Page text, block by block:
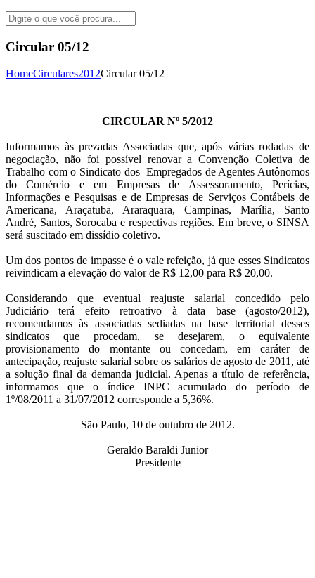
Circular 05/12
HomeCirculares2012Circular 05/12
CIRCULAR Nº 5/2012
Informamos às prezadas Associadas que, após várias rodadas de
negociação, não foi possível renovar a Convenção Coletiva de
Trabalho com o Sindicato dos Empregados de Agentes Autônomos
do Comércio e em Empresas de Assessoramento, Perícias,
Informações e Pesquisas e de Empresas de Serviços Contábeis de
Americana, Araçatuba, Araraquara, Campinas, Marília, Santo
André, Santos, Sorocaba e respectivas regiões. Em breve, o SINSA
será suscitado em dissídio coletivo.
Um dos pontos de impasse é o vale refeição, já que esses Sindicatos
reivindicam a elevação do valor de R$ 12,00 para R$ 20,00.
Considerando que eventual reajuste salarial concedido pelo
Judiciário terá efeito retroativo à data base (agosto/2012),
recomendamos às associadas sediadas na base territorial desses
sindicatos que procedam, se desejarem, o equivalente
provisionamento do montante ou concedam, em caráter de
antecipação, reajuste salarial sobre os salários de agosto de 2011, até
a solução final da demanda judicial. Apenas a título de referência,
informamos que o índice INPC acumulado do período de
1º/08/2011 a 31/07/2012 corresponde a 5,36%.
São Paulo, 10 de outubro de 2012.
Geraldo Baraldi Junior
Presidente